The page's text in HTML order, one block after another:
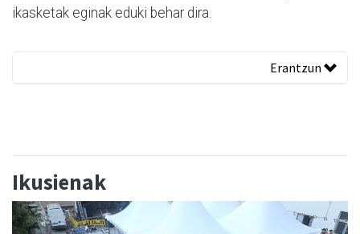
ikasketak eginak eduki behar dira.
Erantzun
Ikusienak